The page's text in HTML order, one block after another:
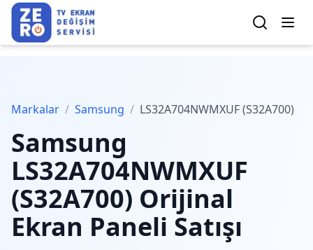
Markalar / Samsung / LS32A704NWMXUF (S32A700)
Samsung
LS32A704NWMXUF
(S32A700) Orijinal
Ekran Paneli Satışı